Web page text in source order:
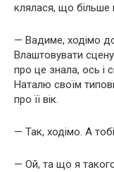
клялася, що більше
— Вадиме, ходімо
Влаштовувати
про це знала, ось і
Наталю своїм
про її вік.
— Так, ходімо. А
— Ой, та що я